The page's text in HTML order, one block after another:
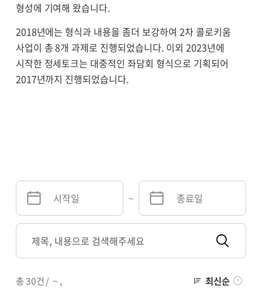
형성에 기여해 왔습니다.
2018년에는 형식과 내용을 좀더 보강하여 2차 콜로키움
사업이 총 8개 과제로 진행되었습니다. 이외 2023년에
시작한 정세토크는 대중적인 좌담회 형식으로 기획되어
2017년까지 진행되었습니다.
총 30건/ ~ , 최신순
~